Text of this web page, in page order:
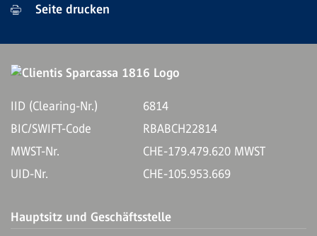
Seite drucken
IID (Clearing-Nr.)
6814
BIC/SWIFT-Code
RBABCH22814
MWST-Nr.
CHE-179.479.620 MWST
UID-Nr.
CHE-105.953.669
Hauptsitz und Geschäftsstelle